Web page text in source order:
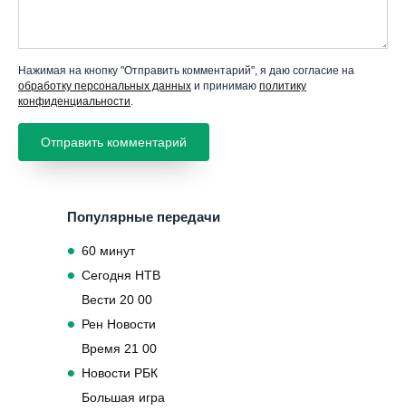
Нажимая на кнопку "Отправить комментарий", я даю согласие на
обработку персональных данных и принимаю политику
конфиденциальности.
Популярные передачи
60 минут
Сегодня НТВ
Вести 20 00
Рен Новости
Время 21 00
Новости РБК
Большая игра